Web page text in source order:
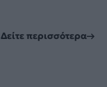
Δείτε περισσότερα